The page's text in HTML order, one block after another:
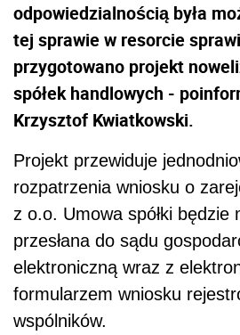
odpowiedzialnością była
tej sprawie w resorcie
przygotowano projekt
spółek handlowych -
Krzysztof Kwiatkowski.
Projekt przewiduje
rozpatrzenia wniosku o
z o.o. Umowa spółki będzie
przesłana do sądu
elektroniczną wraz z
formularzem wniosku
wspólników.